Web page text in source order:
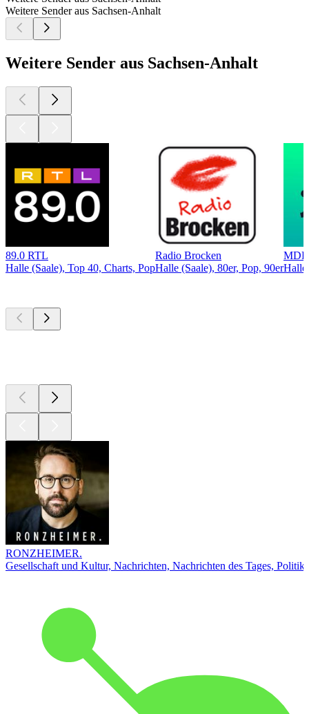
Weitere Sender aus Sachsen-Anhalt
Weitere Sender aus Sachsen-Anhalt
89.0 RTL
Halle (Saale), Top 40, Charts, Pop
Radio Brocken
Halle (Saale), 80er, Pop, 90erHalle
RONZHEIMER.
Gesellschaft und Kultur, Nachrichten, Nachrichten des Tages, Politik